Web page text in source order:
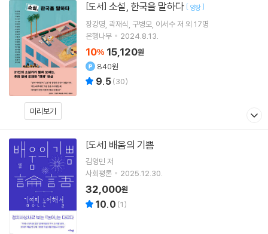
미리보기
[도서] 소설, 한국을 말하다 [ 양장]
장강명 곽재식 구병모 이서수저 외 17명
은행나무
2024.8.13.
10% 15,120원
840원
9.5(30)
[도서] 배움의 기쁨
김영민 저
사회평론
2025.12.30.
32,000원
10.0 (1)